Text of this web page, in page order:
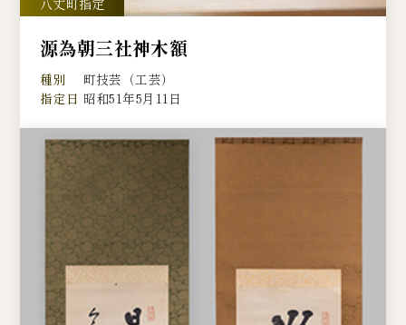
源為朝三社神木額
種別
町技芸（工芸）
指定日 昭和51年5月11日